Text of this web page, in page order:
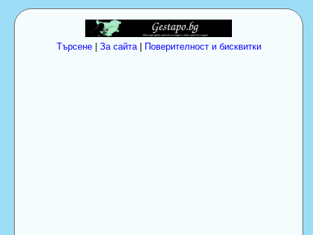
Търсене| За сайта| Поверителност и бисквитки